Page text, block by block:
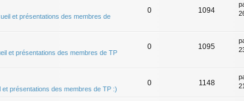
et présentations des membres de
0 1094
et présentations des membres de TP
0 1095
et présentations des membres de TP :)
0 1148